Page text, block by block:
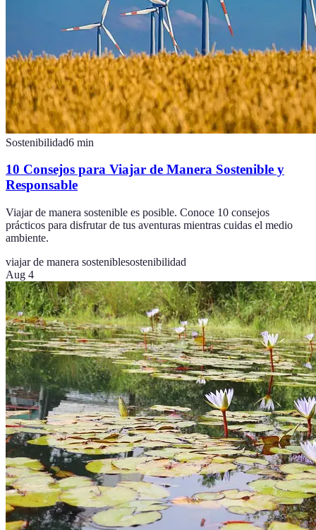
Sostenibilidad6 min
10 Consejos para Viajar de Manera Sostenible y
Responsable
Viajar de manera sostenible es posible. Conoce 10 consejos
prácticos para disfrutar de tus aventuras mientras cuidas el medio
ambiente.
viajar de manera sosteniblesostenibilidad
Aug 4